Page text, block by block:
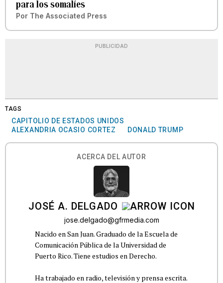
para los somalíes
Por The Associated Press
PUBLICIDAD
TAGS
CAPITOLIO DE ESTADOS UNIDOS
ALEXANDRIA OCASIO CORTEZ
DONALD TRUMP
ACERCA DEL AUTOR
JOSÉ A. DELGADO
jose.delgado@gfrmedia.com
Nacido en San Juan. Graduado de la Escuela de
Comunicación Pública de la Universidad de
Puerto Rico. Tiene estudios en Derecho.
Ha trabajado en radio, televisión y prensa escrita.